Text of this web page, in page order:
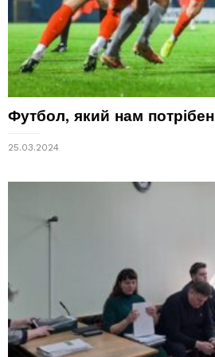
Футбол, який нам потрібен
25.03.2024